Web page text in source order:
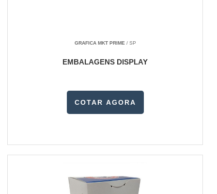
GRAFICA MKT PRIME/ SP
EMBALAGENS DISPLAY
COTAR AGORA